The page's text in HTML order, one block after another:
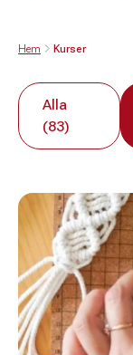
Hem Kurser
Alla
(83)